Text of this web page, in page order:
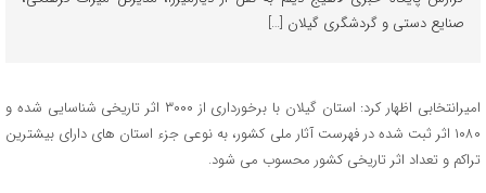
صنایع دستی و گردشگری گیلان […]
امیرانتخابی اظهار کرد: استان گیلان با برخورداری از ۳۰۰۰ اثر تاریخی شناسایی شده و
۱۰۸۰ اثر ثبت شده در فهرست آثار ملی کشور، به نوعی جزء استان های دارای بیشترین
تراکم و تعداد اثر تاریخی کشور محسوب می شود.